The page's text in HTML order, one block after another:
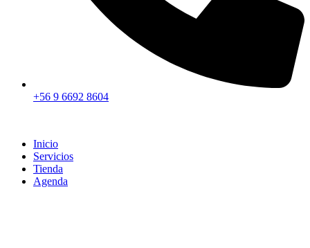
+56 9 6692 8604
Inicio
Servicios
Tienda
Agenda